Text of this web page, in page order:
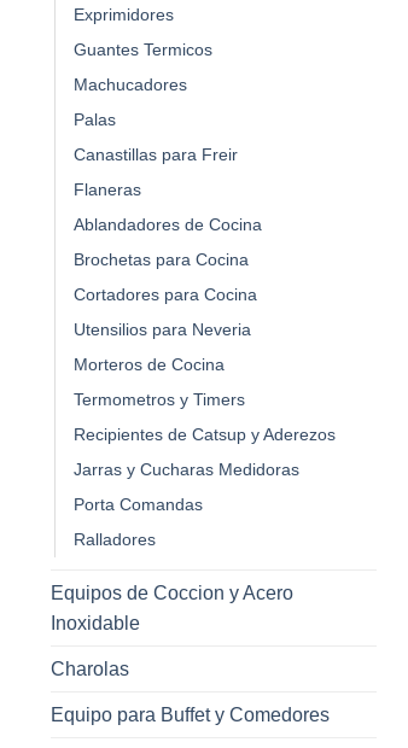
Exprimidores
Guantes Termicos
Machucadores
Palas
Canastillas para Freir
Flaneras
Ablandadores de Cocina
Brochetas para Cocina
Cortadores para Cocina
Utensilios para Neveria
Morteros de Cocina
Termometros y Timers
Recipientes de Catsup y Aderezos
Jarras y Cucharas Medidoras
Porta Comandas
Ralladores
Equipos de Coccion y Acero
Inoxidable
Charolas
Equipo para Buffet y Comedores